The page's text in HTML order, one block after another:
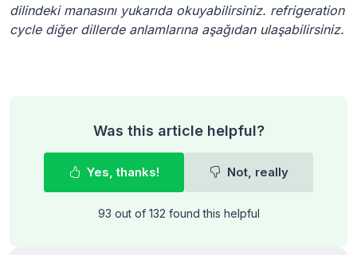
dilindeki manasını yukarıda okuyabilirsiniz. refrigeration
cycle diğer dillerde anlamlarına aşağıdan ulaşabilirsiniz.
Was this article helpful?
Yes, thanks! Not, really
93 out of 132 found this helpful